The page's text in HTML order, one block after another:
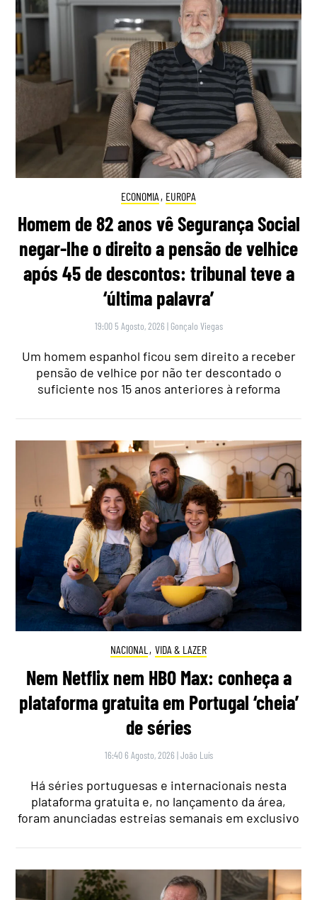
ECONOMIA , EUROPA
Homem de 82 anos vê Segurança Social
negar-lhe o direito a pensão de velhice
após 45 de descontos: tribunal teve a
‘última palavra’
19:00 5 Agosto, 2026 | Gonçalo Viegas
Um homem espanhol ficou sem direito a receber
pensão de velhice por não ter descontado o
suficiente nos 15 anos anteriores à reforma
NACIONAL , VIDA & LAZER
Nem Netflix nem HBO Max: conheça a
plataforma gratuita em Portugal ‘cheia’
de séries
16:40 6 Agosto, 2026 |João Luís
Há séries portuguesas e internacionais nesta
plataforma gratuita e, no lançamento da área,
foram anunciadas estreias semanais em exclusivo